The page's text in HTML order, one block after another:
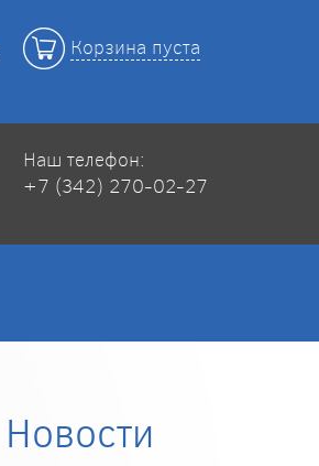
Корзина пуста
Наш телефон:
+7 (342) 270-02-27
Новости